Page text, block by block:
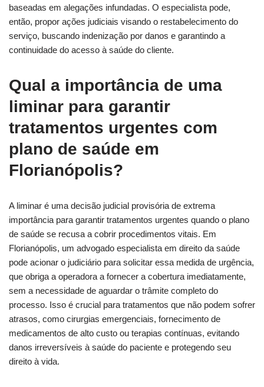
baseadas em alegações infundadas. O especialista pode,
então, propor ações judiciais visando o restabelecimento do
serviço, buscando indenização por danos e garantindo a
continuidade do acesso à saúde do cliente.
Qual a importância de uma
liminar para garantir
tratamentos urgentes com
plano de saúde em
Florianópolis?
A liminar é uma decisão judicial provisória de extrema
importância para garantir tratamentos urgentes quando o plano
de saúde se recusa a cobrir procedimentos vitais. Em
Florianópolis, um advogado especialista em direito da saúde
pode acionar o judiciário para solicitar essa medida de urgência,
que obriga a operadora a fornecer a cobertura imediatamente,
sem a necessidade de aguardar o trâmite completo do
processo. Isso é crucial para tratamentos que não podem sofrer
atrasos, como cirurgias emergenciais, fornecimento de
medicamentos de alto custo ou terapias contínuas, evitando
danos irreversíveis à saúde do paciente e protegendo seu
direito à vida.